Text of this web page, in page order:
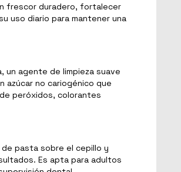
frescor duradero, fortalecer
uso diario para mantener una
agente de limpieza suave
azúcar no cariogénico que
peróxidos, colorantes
pasta sobre el cepillo y
Es apta para adultos